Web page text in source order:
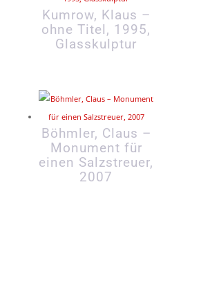
Kumrow, Klaus –
ohne Titel, 1995,
Glasskulptur
Böhmler, Claus –
Monument für
einen Salzstreuer,
2007